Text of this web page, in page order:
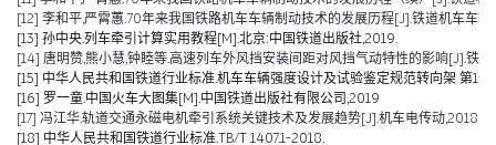
[12] 李和平,严霄蕙.70年来我国铁路机车车辆制动技术的发展历程[J].铁道机车车
[13] 孙中央.列车牵引计算实用教程[M].北京:中国铁道出版社,2019.
[14] 唐明赞,熊小慧,钟睦等.高速列车外风挡安装间距对风挡气动特性的影响[J].铁
[15] 中华人民共和国铁道行业标准.机车车辆强度设计及试验鉴定规范转向架 第1
[16] 罗一童.中国火车大图集[M].中国铁道出版社有限公司,2019
[17] 冯江华.轨道交通永磁电机牵引系统关键技术及发展趋势[J].机车电传动
[18] 中华人民共和国铁道行业标准.TB/T 1407.1-2018.